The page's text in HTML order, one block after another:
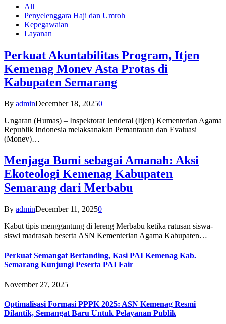
All
Penyelenggara Haji dan Umroh
Kepegawaian
Layanan
Perkuat Akuntabilitas Program, Itjen
Kemenag Monev Asta Protas di
Kabupaten Semarang
By adminDecember 18, 20250
Ungaran (Humas) – Inspektorat Jenderal (Itjen) Kementerian Agama
Republik Indonesia melaksanakan Pemantauan dan Evaluasi
(Monev)…
Menjaga Bumi sebagai Amanah: Aksi
Ekoteologi Kemenag Kabupaten
Semarang dari Merbabu
By adminDecember 11, 20250
Kabut tipis menggantung di lereng Merbabu ketika ratusan siswa-
siswi madrasah beserta ASN Kementerian Agama Kabupaten…
Perkuat Semangat Bertanding, Kasi PAI Kemenag Kab.
Semarang Kunjungi Peserta PAI Fair
November 27, 2025
Optimalisasi Formasi PPPK 2025: ASN Kemenag Resmi
Dilantik, Semangat Baru Untuk Pelayanan Publik